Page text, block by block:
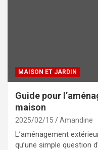
MAISON ET JARDIN
Guide pour
maison
2025/02/15 Amandine
L’aménagement
qu’une simple question